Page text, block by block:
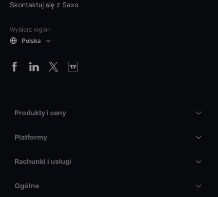
Skontaktuj się z Saxo
Wybierz region
Polska
Produkty i ceny
Platformy
Rachunki i usługi
Ogólne